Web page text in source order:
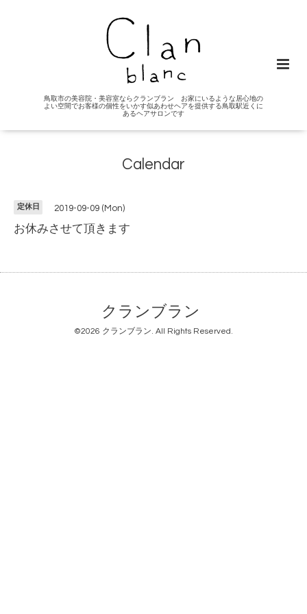
鳥取市の美容院・美容室ならクランブラン お家にいるような居心地の
よい空間でお客様の個性をいかす似あわせヘアを提供する鳥取駅近くに
あるヘアサロンです
Calendar
定休日 2019-09-09 (Mon)
お休みさせて頂きます
クランブラン
©2026 クランブラン. All Rights Reserved.